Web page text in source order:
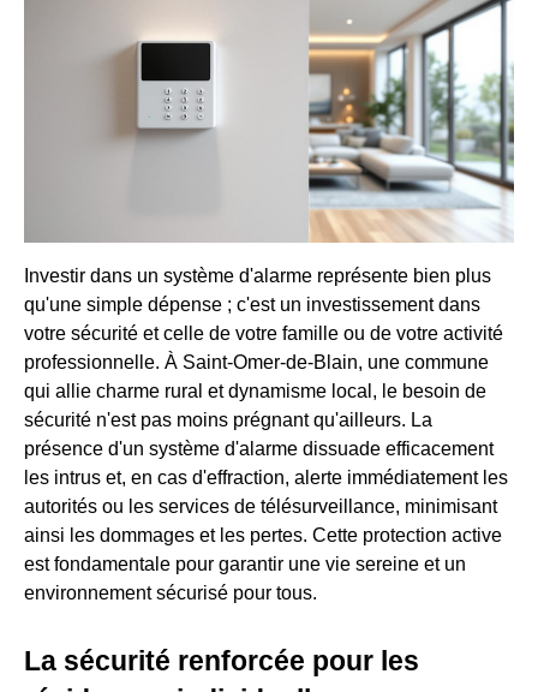
Investir dans un système d'alarme représente bien plus
qu'une simple dépense ; c'est un investissement dans
votre sécurité et celle de votre famille ou de votre activité
professionnelle. À Saint-Omer-de-Blain, une commune
qui allie charme rural et dynamisme local, le besoin de
sécurité n'est pas moins prégnant qu'ailleurs. La
présence d'un système d'alarme dissuade efficacement
les intrus et, en cas d'effraction, alerte immédiatement les
autorités ou les services de télésurveillance, minimisant
ainsi les dommages et les pertes. Cette protection active
est fondamentale pour garantir une vie sereine et un
environnement sécurisé pour tous.
La sécurité renforcée pour les